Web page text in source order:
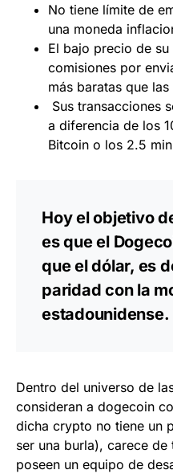
No tiene límite de
una moneda
El bajo precio de
comisiones por
más baratas que
Sus transacciones
a diferencia de los
Bitcoin o los 2.5
Hoy el objetivo
es que el
que el dólar, es
paridad con la
estadounidense.
Dentro del universo de
consideran a dogecoin
dicha crypto no tiene un
ser una burla), carece
poseen un equipo de